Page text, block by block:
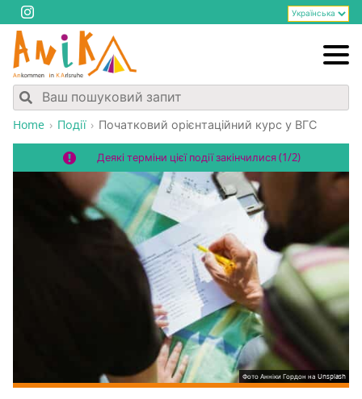
Home Події Поча­тко­вий орі­єн­та­цій­ний курс у ВГС
Деякі терміни цієї події закінчилися (1/2)
ФотоАнніки Гордон на Unsplash